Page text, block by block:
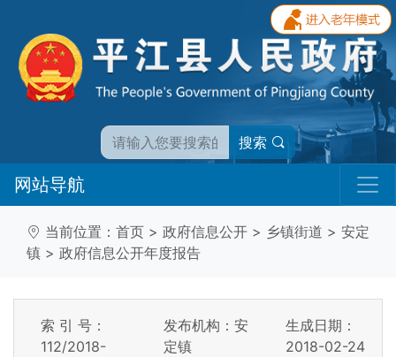
搜索
网站导航
当前位置： 首页 > 政府信息公开 > 乡镇街道 > 安定
镇 > 政府信息公开年度报告
索 引 号：
112/2018-
发布机构：安
定镇
生成日期：
2018-02-24